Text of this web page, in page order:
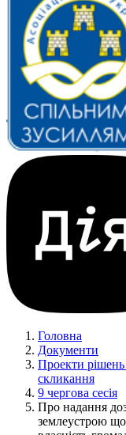
Головна
Документи
Проекти рішень
скликання
9 чергова сесія
Про надання
землеустрою